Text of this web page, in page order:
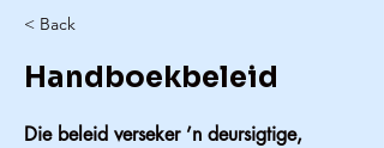
< Back
Handboekbeleid
Die beleid verseker ’n deursigtige,